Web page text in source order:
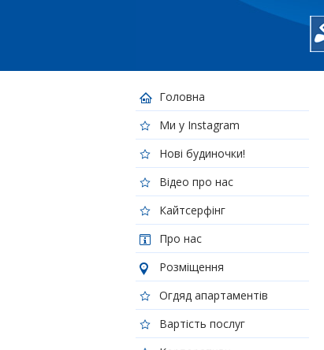
Головна
Ми у Instagram
Нові будиночки!
Відео про нас
Кайтсерфінг
Про нас
Розміщення
Огдяд апартаментів
Вартість послуг